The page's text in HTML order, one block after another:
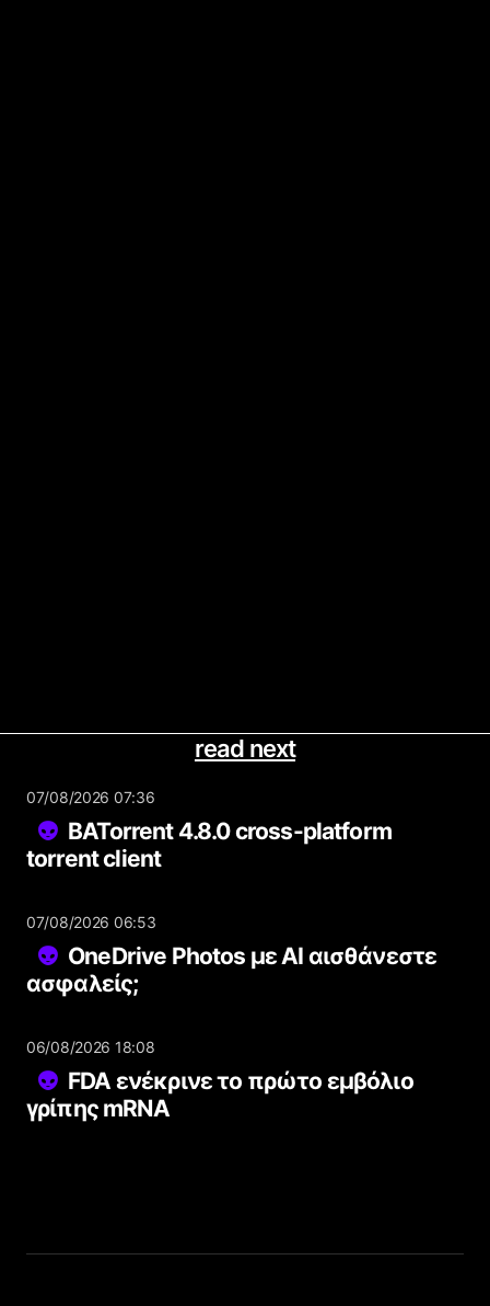
read next
07/08/2026 07:36
BATorrent 4.8.0 cross-platform
torrent client
07/08/2026 06:53
OneDrive Photos με AI αισθάνεστε
ασφαλείς;
06/08/2026 18:08
FDA ενέκρινε το πρώτο εμβόλιο
γρίπης mRNA